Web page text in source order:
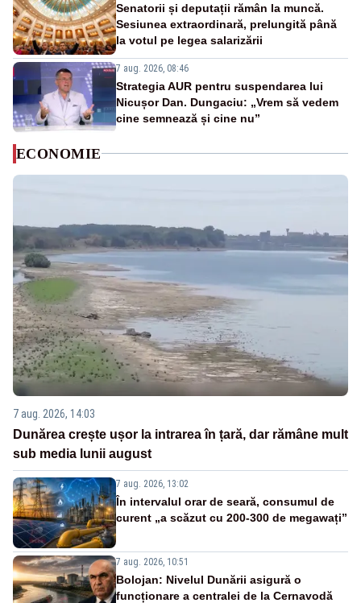
Senatorii și deputații rămân la muncă.
Sesiunea extraordinară, prelungită până
la votul pe legea salarizării
7 aug. 2026, 08:46
Strategia AUR pentru suspendarea lui
Nicușor Dan. Dungaciu: „Vrem să vedem
cine semnează și cine nu”
ECONOMIE
7 aug. 2026, 14:03
Dunărea crește ușor la intrarea în țară, dar rămâne mult
sub media lunii august
7 aug. 2026, 13:02
În intervalul orar de seară, consumul de
curent „a scăzut cu 200-300 de megawați”
7 aug. 2026, 10:51
Bolojan: Nivelul Dunării asigură o
funcționare a centralei de la Cernavodă